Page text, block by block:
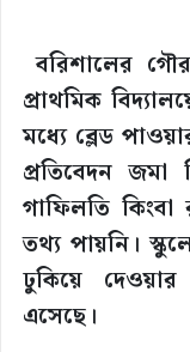
বরিশালের
প্রাথমিক
মধ্যে ব্লেড
প্রতিবেদন জমা
গাফিলতি
তথ্য পায়নি।
ঢুকিয়ে
এসেছে।